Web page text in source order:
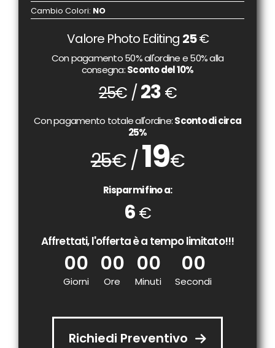
Cambio Colori: NO
Valore Photo Editing 25€
Con pagamento 50% all'ordine e 50% alla
consegna:Sconto del 10%
25€ / 23€
Con pagamento totale all'ordine:Sconto di circa
25%
25€ /19€
Risparmi fino a:
6 €
Affrettati, l'offerta è a tempo limitato!!!
00
Giorni
00
Ore
00
Minuti
00
Secondi
Richiedi Preventivo